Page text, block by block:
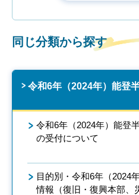
同じ分類から探す
令和6年（2024年）能登
令和6年（2024年）能登
の受付について
目的別・令和6年（2024
情報（復旧・復興本部、